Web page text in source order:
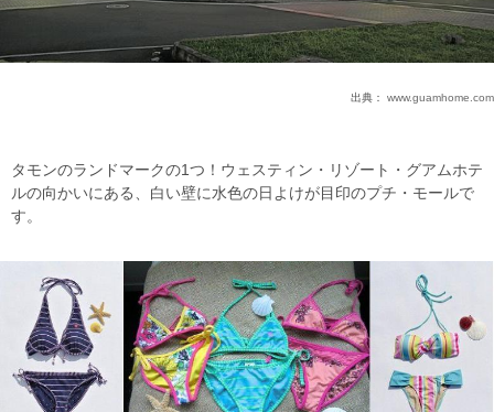
出典： www.guamhome.com
タモンのランドマークの1つ！ウェスティン・リゾート・グアムホテ
ルの向かいにある、白い壁に水色の日よけが目印のプチ・モールで
す。